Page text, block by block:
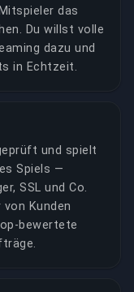
das
Du willst volle
dazu und
in Echtzeit.
und spielt
Spiels —
SSL und Co.
Kunden
bewertete